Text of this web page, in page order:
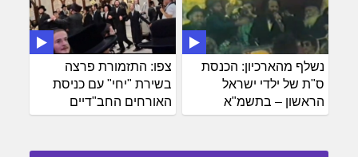
צפו: התזמורת פרצה
בשירת "יחי" עם כניסת
האורחים החב"דיים
נשלף מהארכיון: הכנסת
ס"ת של ילדי ישראל
הראשון – בתשמ"א